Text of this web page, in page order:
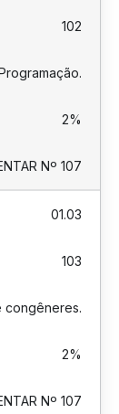
102
2%
Nº 107
01.03
103
congêneres.
2%
Nº 107